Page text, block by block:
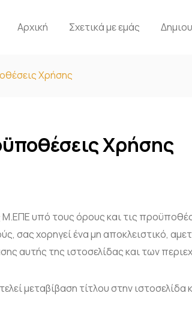
Αρχική Σχετικά με εμάς
Χρήσης
Χρήσης
υπό τους όρους και τις
σας χορηγεί ένα μη αποκλειστικό,
αυτής της ιστοσελίδας και των
μεταβίβαση τίτλου στην